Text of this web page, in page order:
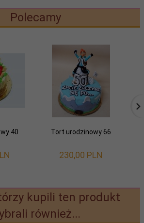
Polecamy
40 Tort urodzinowy 66
230,00 PLN
kupili ten produkt
również...